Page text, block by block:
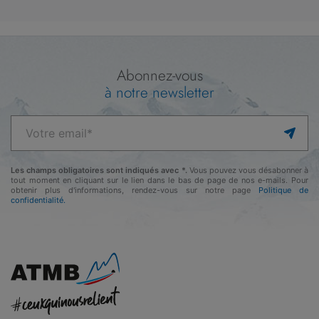
Abonnez-vous
à notre newsletter
Les champs obligatoires sont indiqués avec *. Vous pouvez vous désabonner à
tout moment en cliquant sur le lien dans le bas de page de nos e-mails. Pour
obtenir plus d'informations, rendez-vous sur notre page Politique de
confidentialité.